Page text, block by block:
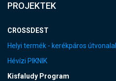
PROJEKTEK
CROSSDEST
Helyi termék - kerékpáros
Hévízi PIKNIK
Kisfaludy Program